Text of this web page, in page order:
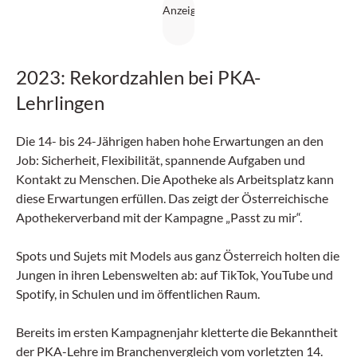
2023: Rekordzahlen bei PKA-
Lehrlingen
Die 14- bis 24-Jährigen haben hohe Erwartungen an den
Job: Sicherheit, Flexibilität, spannende Aufgaben und
Kontakt zu Menschen. Die Apotheke als Arbeitsplatz kann
diese Erwartungen erfüllen. Das zeigt der Österreichische
Apothekerverband mit der Kampagne „Passt zu mir“.
Spots und Sujets mit Models aus ganz Österreich holten die
Jungen in ihren Lebenswelten ab: auf TikTok, YouTube und
Spotify, in Schulen und im öffentlichen Raum.
Bereits im ersten Kampagnenjahr kletterte die Bekanntheit
der PKA-Lehre im Branchenvergleich vom vorletzten 14.